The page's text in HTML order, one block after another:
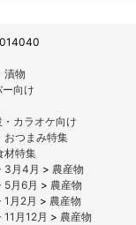
漬物
向け
カラオケ向け
おつまみ特集
材特集
3月4月 > 農産物
5月6月 > 農産物
1月2月 > 農産物
11月12月 > 農産物